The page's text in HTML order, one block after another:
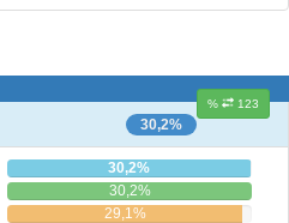
% 123
30,2%
30,2%
30,2%
29,1%